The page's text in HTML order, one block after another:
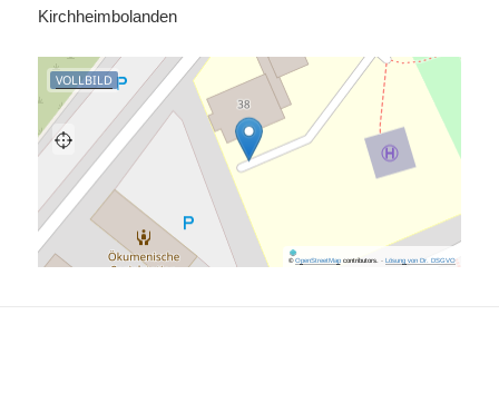
Kirchheimbolanden
©OpenStreetMap contributors. · Lösung von Dr. DSGVO
VOLLBILD